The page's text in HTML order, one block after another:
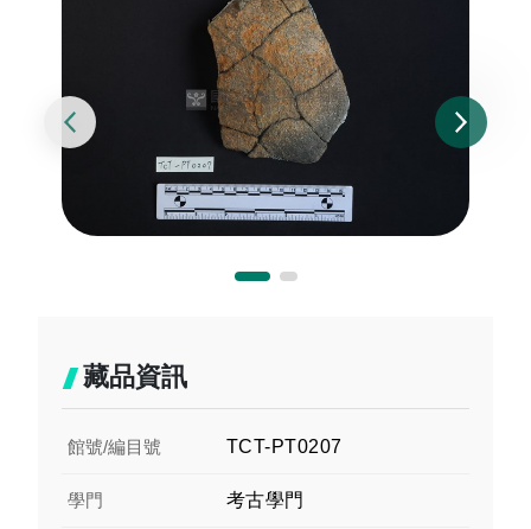
藏品資訊
館號/編目號 TCT-PT0207
學門 考古學門